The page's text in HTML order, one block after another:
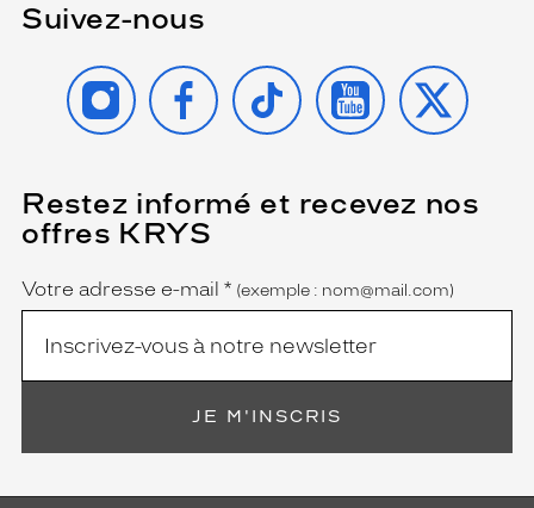
Suivez-nous
INSTAGRAMFACEBOOK
TIKTOK YOUTUBE
X
Restez informé et recevez nos
offres KRYS
Name
Votre adresse e-mail *
(Ce
champ
est
(exemple : nom@mail.com)
JE M'INSCRIS